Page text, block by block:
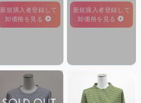
新規購入者登録して
卸価格を見る
新規購入者登録して
卸価格を見る